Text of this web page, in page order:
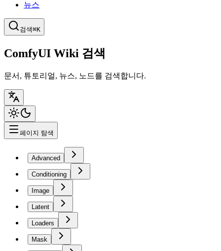
뉴스
검색⌘K
ComfyUI Wiki 검색
문서, 튜토리얼, 뉴스, 노드를 검색합니다.
페이지 탐색
Advanced
Conditioning
Image
Latent
Loaders
Mask